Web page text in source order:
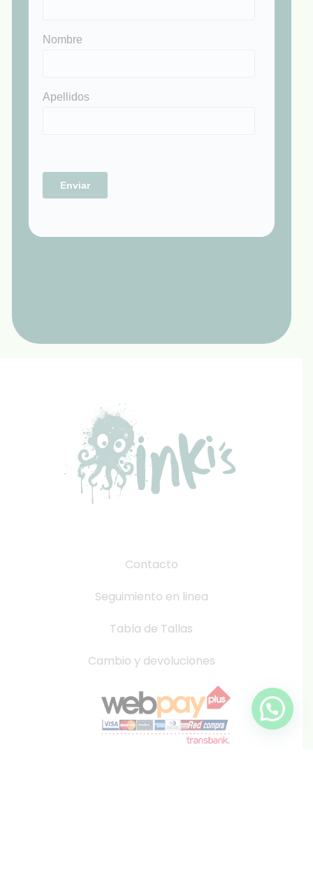
Contacto
Seguimiento en linea
Tabla de Tallas
Cambio y devoluciones